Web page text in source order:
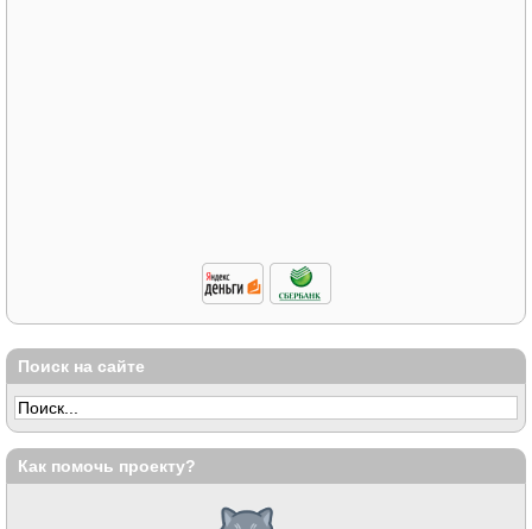
Поиск на сайте
Как помочь проекту?